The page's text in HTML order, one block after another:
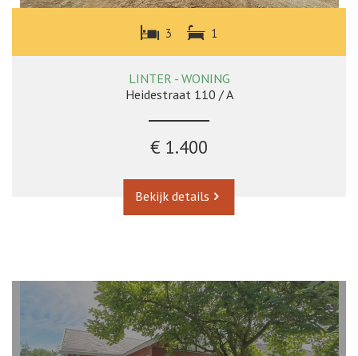
3 1
LINTER - WONING
Heidestraat 110 / A
€ 1.400
Bekijk details